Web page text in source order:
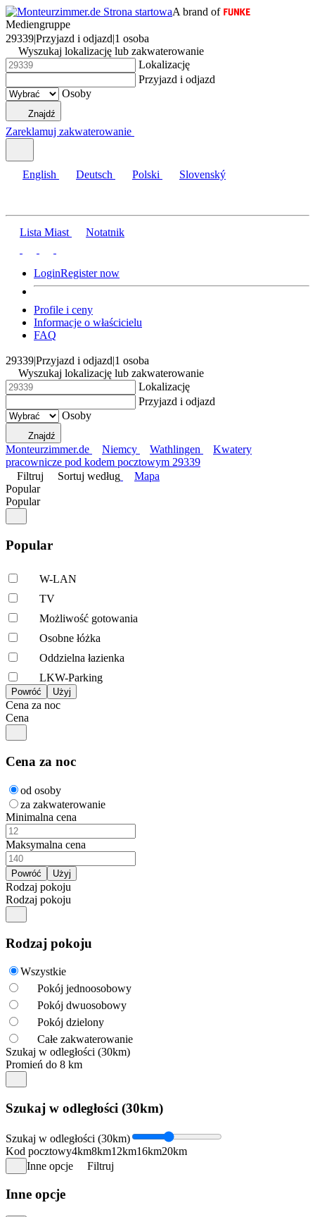
A brand of
Mediengruppe
29339|Przyjazd i odjazd|1 osoba
Wyszukaj lokalizację lub zakwaterowanie
Lokalizację
Przyjazd i odjazd
Osoby
Znajdź
Zareklamuj zakwaterowanie
English Deutsch Polski Slovenský
Lista Miast Notatnik
LoginRegister now
Profile i ceny
Informacje o właścicielu
FAQ
29339|Przyjazd i odjazd|1 osoba
Wyszukaj lokalizację lub zakwaterowanie
Lokalizację
Przyjazd i odjazd
Osoby
Znajdź
Monteurzimmer.de Niemcy Wathlingen
Kwatery
pracownicze pod kodem pocztowym 29339
Filtruj
Sortuj według
Mapa
Popular
Popular
Popular
W-LAN
TV
Możliwość gotowania
Osobne łóżka
Oddzielna łazienka
LKW-Parking
Cena za noc
Cena
Cena za noc
od osoby
za zakwaterowanie
Minimalna cena
Maksymalna cena
Rodzaj pokoju
Rodzaj pokoju
Rodzaj pokoju
Wszystkie
Pokój jednoosobowy
Pokój dwuosobowy
Pokój dzielony
Całe zakwaterowanie
Szukaj w odległości (30km)
Promień do 8 km
Szukaj w odległości (30km)
Szukaj w odległości (30km)
Kod pocztowy4km8km12km16km20km
Inne opcje
Filtruj
Inne opcje